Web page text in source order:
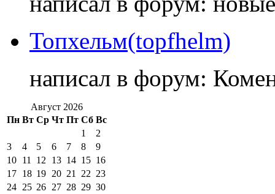
Топхельм(topfhelm)
написал в форум:
Август 2026
Пн Вт Ср Чт Пт Сб Вс
1
2
3
4 5 6 7 8
9
10 11 12 13 14 15 16
17 18 19 20 21 22 23
24 25 26 27 28 29 30